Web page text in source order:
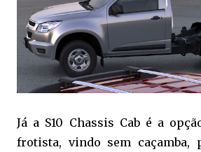
Já a S10 Chassis Cab é a
frotista, vindo sem caçamba,